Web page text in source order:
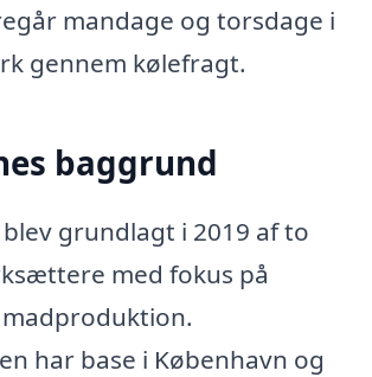
mandage og torsdage i
gennem kølefragt.
baggrund
grundlagt i 2019 af to
med fokus på
har base i København og